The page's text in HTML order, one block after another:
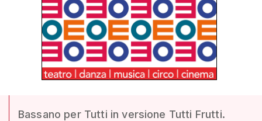
Bassano per Tutti in versione Tutti Frutti.